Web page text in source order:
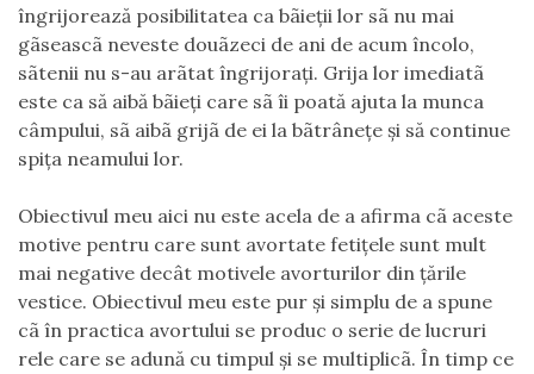
îngrijorează posibilitatea ca bãieţii lor sã nu mai
gãseascã neveste douãzeci de ani de acum încolo,
sãtenii nu s-au arãtat îngrijoraţi. Grija lor imediatã
este ca să aibă bãieţi care sã îi poată ajuta la munca
câmpului, sã aibã grijã de ei la bãtrâneţe şi să continue
spiţa neamului lor.
Obiectivul meu aici nu este acela de a afirma cã aceste
motive pentru care sunt avortate fetiţele sunt mult
mai negative decât motivele avorturilor din ţările
vestice. Obiectivul meu este pur şi simplu de a spune
cã în practica avortului se produc o serie de lucruri
rele care se adună cu timpul şi se multiplicã. În timp ce